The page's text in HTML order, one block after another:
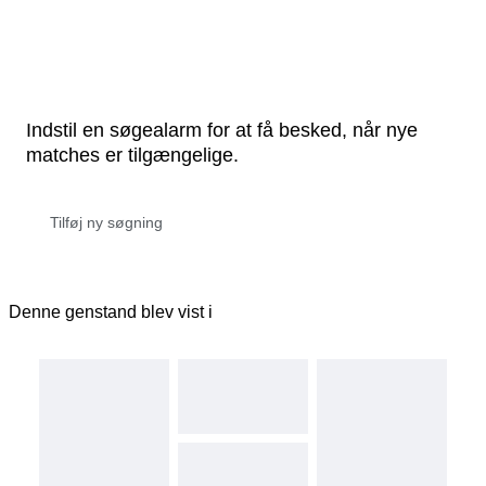
Indstil en søgealarm for at få besked, når nye
matches er tilgængelige.
Denne genstand blev vist i